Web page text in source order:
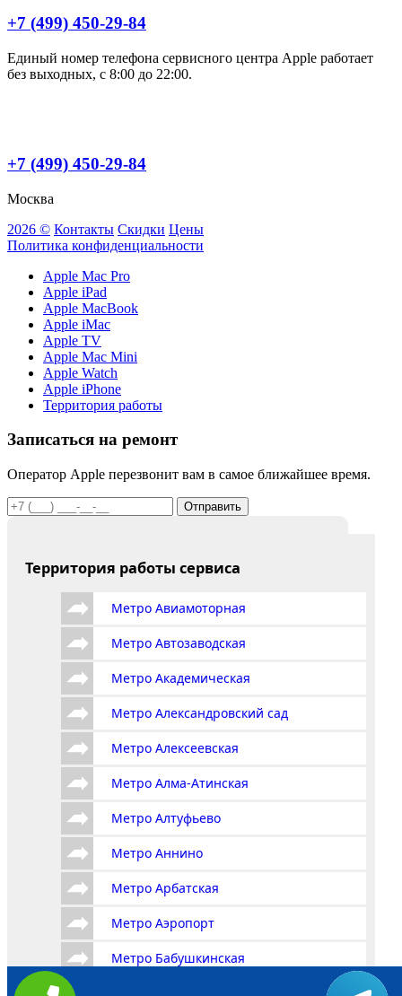
+7 (499) 450-29-84
Единый номер телефона сервисного центра Apple работает
без выходных, с 8:00 до 22:00.
+7 (499) 450-29-84
Москва
2026 © Контакты Скидки Цены
Политика конфиденциальности
Apple Mac Pro
Apple iPad
Apple MacBook
Apple iMac
Apple TV
Apple Mac Mini
Apple Watch
Apple iPhone
Территория работы
Записаться на ремонт
Оператор Apple перезвонит вам в самое ближайшее время.
Отправить
Территория работы сервиса
Метро Авиамоторная
Метро Автозаводская
Метро Академическая
Метро Александровский сад
Метро Алексеевская
Метро Алма-Атинская
Метро Алтуфьево
Метро Аннино
Метро Арбатская
Метро Аэропорт
Метро Бабушкинская